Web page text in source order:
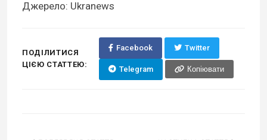
Джерело: Ukranews
ПОДІЛИТИСЯ
ЦІЄЮ СТАТТЕЮ:
Facebook Twitter
Telegram Копіювати